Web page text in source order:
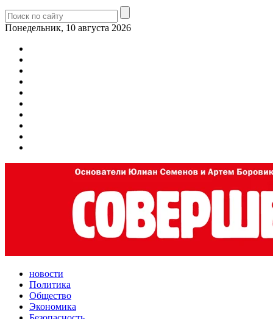
Понедельник, 10 августа 2026
новости
Политика
Общество
Экономика